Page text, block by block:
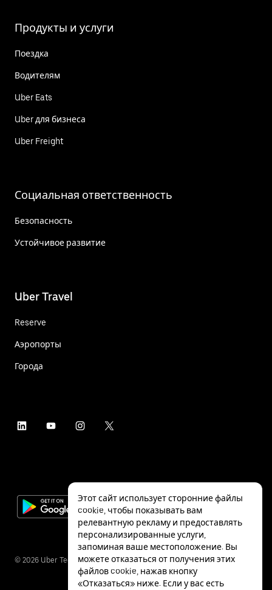
Продукты и услуги
Поездка
Водителям
Uber Eats
Uber для бизнеса
Uber Freight
Социальная ответственность
Безопасность
Устойчивое развитие
Uber Travel
Reserve
Аэропорты
Города
© 2026 Uber Technologies Inc.
Этот сайт использует сторонние файлы
cookie, чтобы показывать вам
релевантную рекламу и предоставлять
персонализированные услуги,
запоминая ваше местоположение. Вы
можете отказаться от получения этих
файлов cookie, нажав кнопку
«Отказаться» ниже. Если у вас есть